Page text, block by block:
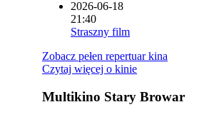
2026-06-18
21:40
Straszny film
Zobacz pełen repertuar kina
Czytaj więcej o kinie
Multikino Stary Browar